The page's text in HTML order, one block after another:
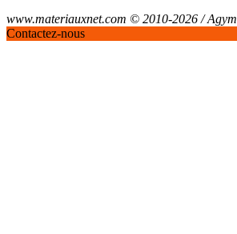
www.materiauxnet.com © 2010-2026 /
Contactez-nous